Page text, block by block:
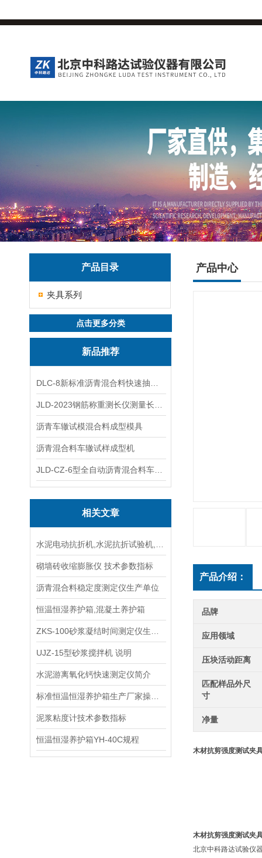
产品目录
夹具系列
点击更多分类
新品推荐
沥青车辙试模混合料成型模具
沥青混合料车辙试样成型机
相关文章
砌墙砖收缩膨胀仪 技术参数指标
沥青混合料稳定度测定仪生产单位
恒温恒湿养护箱,混凝土养护箱
UJZ-15型砂浆搅拌机 说明
水泥游离氧化钙快速测定仪简介
泥浆粘度计技术参数指标
恒温恒湿养护箱YH-40C规程
产品中心
产品介绍：
品牌
应用领域
压块活动距离
匹配样品外尺
寸
净量
木材抗剪强度测试夹
木材抗剪强度测试夹
北京中科路达试验仪